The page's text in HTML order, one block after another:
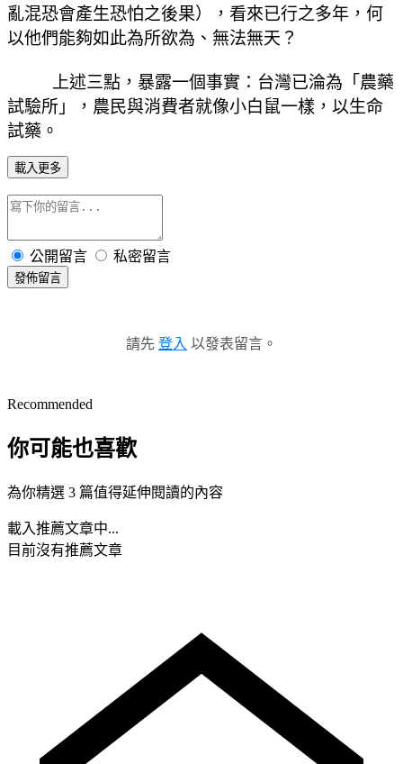
亂混恐會產生恐怕之後果），看來已行之多年，何
以他們能夠如此為所欲為、無法無天？
上述三點，暴露一個事實：台灣已淪為「農藥
試驗所」，農民與消費者就像小白鼠一樣，以生命
試藥。
載入更多
公開留言 私密留言
發佈留言
請先 登入 以發表留言。
Recommended
你可能也喜歡
為你精選 3 篇值得延伸閱讀的內容
載入推薦文章中...
目前沒有推薦文章